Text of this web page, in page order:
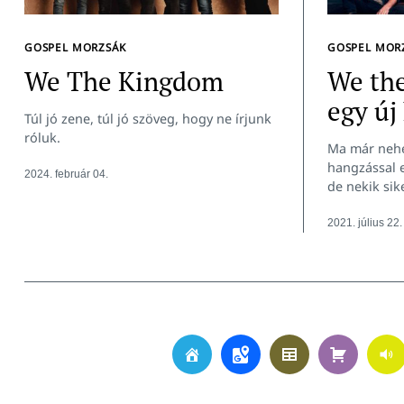
GOSPEL MORZSÁK
We The Kingdom
Túl jó zene, túl jó szöveg, hogy ne írjunk
róluk.
2024. február 04.
GOSPEL
We
egy új
Ma már
hangzással
de nekik
2021. július 22.